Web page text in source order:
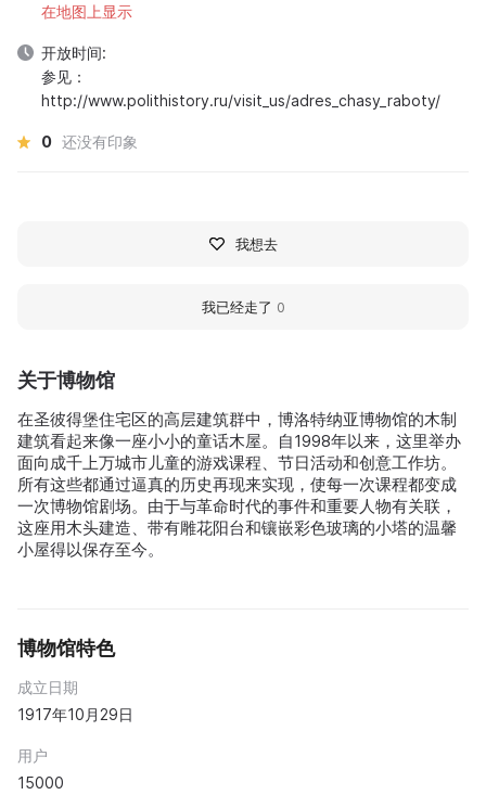
关于博物馆
在圣彼得堡住宅区的高层建筑群中，博洛特纳亚博物馆的木制
建筑看起来像一座小小的童话木屋。自1998年以来，这里举办
面向成千上万城市儿童的游戏课程、节日活动和创意工作坊。
所有这些都通过逼真的历史再现来实现，使每一次课程都变成
一次博物馆剧场。由于与革命时代的事件和重要人物有关联，
这座用木头建造、带有雕花阳台和镶嵌彩色玻璃的小塔的温馨
小屋得以保存至今。
博物馆特色
成立日期
1917年10月29日
用户
15000
在地图上显示
开放时间:
参见：
http://www.polithistory.ru/visit_us/adres_chasy_raboty/
0 还没有印象
我想去
我已经走了 0